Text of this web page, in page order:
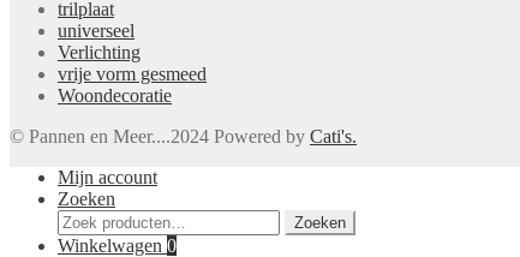
trilplaat
universeel
Verlichting
vrije vorm gesmeed
Woondecoratie
© Pannen en Meer....2024 Powered by Cati's.
Mijn account
Zoeken
Zoeken
naar:
Zoeken
Winkelwagen 0